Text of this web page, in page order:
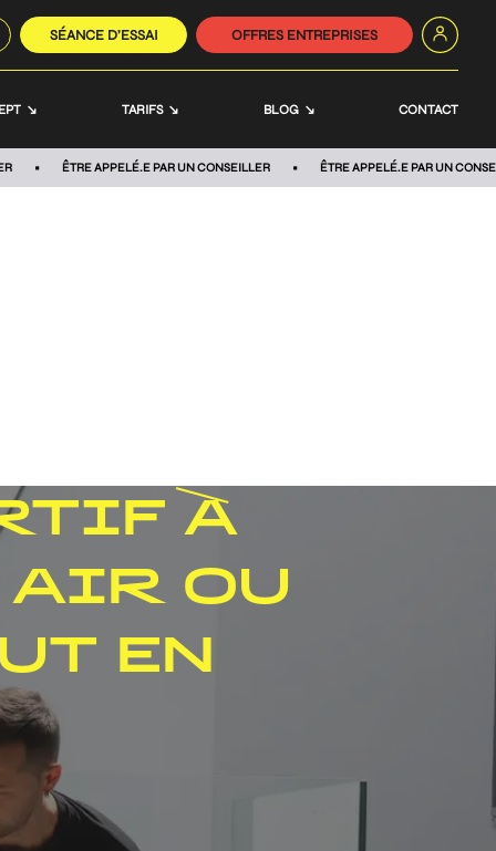
SÉANCE D’ESSAI OFFRES ENTREPRISES
TARIFS BLOG CONTACT
ÊTRE APPELÉ.E PAR UN CONSEILLER ÊTRE APPELÉ.E PAR UN
À
AIR OU
EN